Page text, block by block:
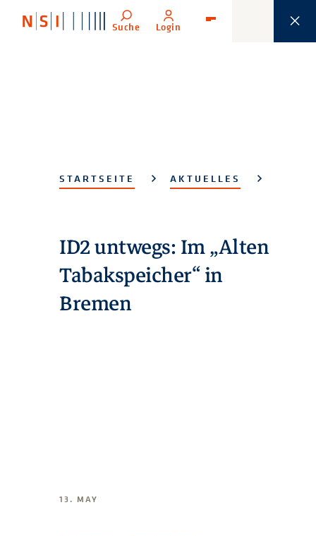
Suche Login
STARTSEITE AKTUELLES
ID2 untwegs: Im „Alten
Tabakspeicher“ in
Bremen
13. MAY